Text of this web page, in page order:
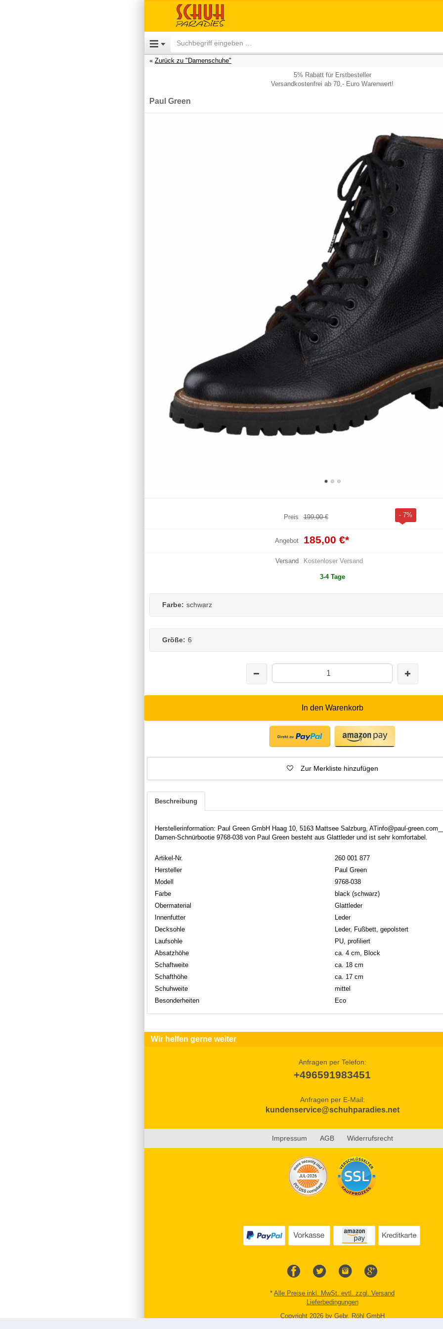
Zurück zu "Damenschuhe"
5% Rabatt für Erstbesteller
Versandkostenfrei ab 70,- Euro Warenwert!
Paul Green
Preis 199,00 € - 7%
Angebot 185,00 €*
Versand Kostenloser Versand
3-4 Tage
Farbe: schwarz
Größe: 6
In den Warenkorb
Zur Merkliste hinzufügen
Beschreibung
Herstellerinformation: Paul Green GmbH Haag 10, 5163 Mattsee Salzburg, ATinfo@paul-
Damen-Schnürbootie 9768-038 von Paul Green besteht aus Glattleder und ist sehr komfortabel.
Artikel-Nr.
260 001 877
Hersteller
Paul Green
Modell
9768-038
Farbe
black (schwarz)
Obermaterial
Glattleder
Innenfutter
Leder
Decksohle
Leder, Fußbett, gepolstert
Laufsohle
PU, profiliert
Absatzhöhe
ca. 4 cm, Block
Schaftweite
ca. 18 cm
Schafthöhe
ca. 17 cm
Schuhweite
mittel
Besonderheiten
Eco
Wir helfen gerne weiter
Anfragen per Telefon:
+496591983451
Anfragen per E-Mail:
kundenservice@schuhparadies.net
Impressum AGB Widerrufsrecht
* Alle Preise inkl. MwSt. evtl. zzgl. Versand
Lieferbedingungen
Copyright 2026 by Gebr. Röhl GmbH